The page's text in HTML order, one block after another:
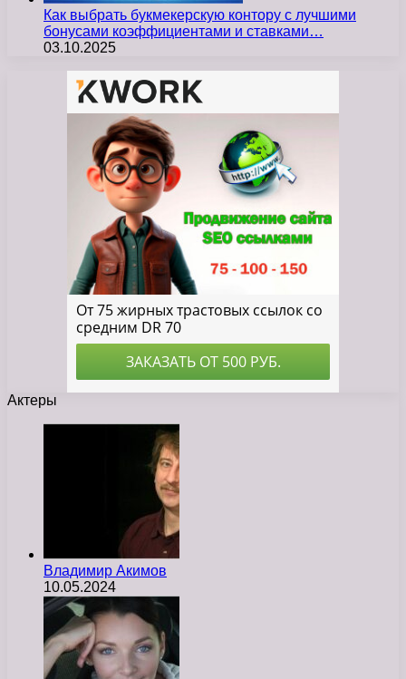
Как выбрать букмекерскую контору с лучшими
бонусами коэффициентами и ставками…
03.10.2025
Актеры
Владимир Акимов
10.05.2024